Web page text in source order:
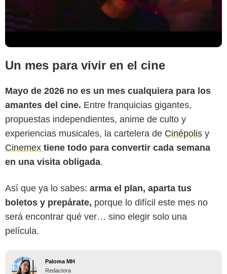
Un mes para vivir en el cine
Mayo de 2026 no es un mes cualquiera para los
amantes del cine. Entre franquicias gigantes,
propuestas independientes, anime de culto y
experiencias musicales, la cartelera de Cinépolis y
Cinemex tiene todo para convertir cada semana
en una visita obligada.
Así que ya lo sabes: arma el plan, aparta tus
boletos y prepárate, porque lo difícil este mes no
será encontrar qué ver… sino elegir solo una
película.
Paloma MH
Redactora